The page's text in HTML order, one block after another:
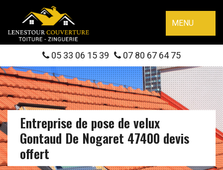
MENU
05 33 06 15 39 07 80 67 64 75
Entreprise de pose de velux
Gontaud De Nogaret 47400 devis
offert